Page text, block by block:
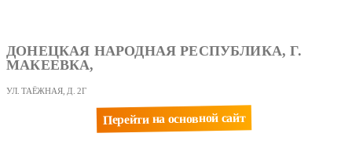
ДОНЕЦКАЯ НАРОДНАЯ РЕСПУБЛИКА, Г.
МАКЕЕВКА,
УЛ. ТАЁЖНАЯ, Д. 2Г
Перейти на основной сайт